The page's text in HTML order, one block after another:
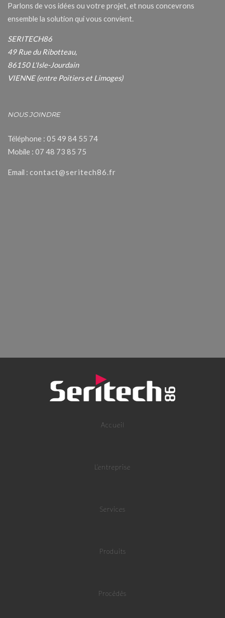
Parlons de vos idées ou votre projet, et nous concevrons
ensemble la solution qui vous convient.
SERITECH86
49 Rue du Ribotteau,
86150 L'Isle-Jourdain
VIENNE (entre Poitiers et Limoges)
NOUS JOINDRE
Téléphone : 05 49 84 55 74
Mobile : 07 48 73 85 75
Email : contact@seritech86.fr
Accueil
L’entreprise
Services
Produits
Procédés